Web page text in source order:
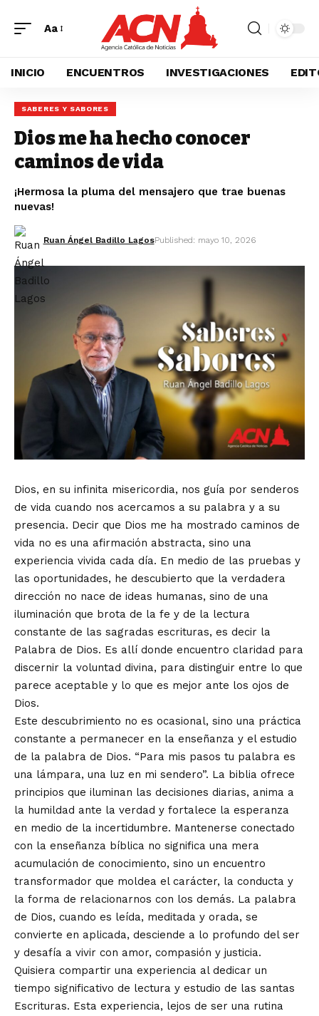
Aa
INICIO ENCUENTROS INVESTIGACIONES
SABERES Y SABORES
Dios me ha hecho conocer
caminos de vida
¡Hermosa la pluma del mensajero que trae buenas
nuevas!
Ruan Ángel Badillo LagosPublished: mayo 10, 2026
Dios, en su infinita misericordia, nos guía por senderos
de vida cuando nos acercamos a su palabra y a su
presencia. Decir que Dios me ha mostrado caminos de
vida no es una afirmación abstracta, sino una
experiencia vivida cada día. En medio de las pruebas y
las oportunidades, he descubierto que la verdadera
dirección no nace de ideas humanas, sino de una
iluminación que brota de la fe y de la lectura
constante de las sagradas escrituras, es decir la
Palabra de Dios. Es allí donde encuentro claridad para
discernir la voluntad divina, para distinguir entre lo que
parece aceptable y lo que es mejor ante los ojos de
Dios.
Este descubrimiento no es ocasional, sino una práctica
constante a permanecer en la enseñanza y el estudio
de la palabra de Dios. “Para mis pasos tu palabra es
una lámpara, una luz en mi sendero”. La biblia ofrece
principios que iluminan las decisiones diarias, anima a
la humildad ante la verdad y fortalece la esperanza
en medio de la incertidumbre. Mantenerse conectado
con la enseñanza bíblica no significa una mera
acumulación de conocimiento, sino un encuentro
transformador que moldea el carácter, la conducta y
la forma de relacionarnos con los demás. La palabra
de Dios, cuando es leída, meditada y orada, se
convierte en aplicada, desciende a lo profundo del ser
y desafía a vivir con amor, compasión y justicia.
Quisiera compartir una experiencia al dedicar un
tiempo significativo de lectura y estudio de las santas
Escrituras. Esta experiencia, lejos de ser una rutina